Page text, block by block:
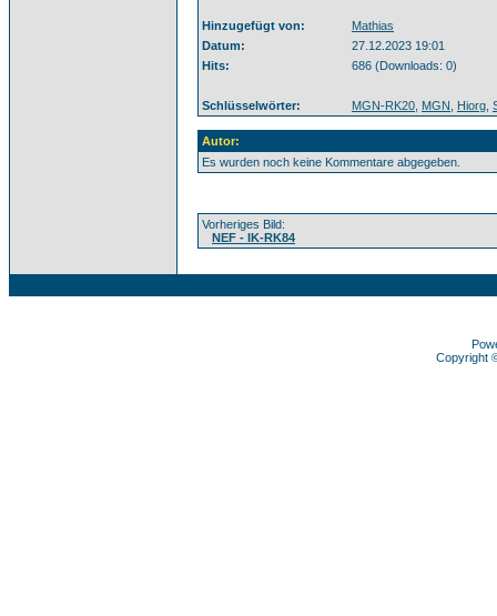
Hinzugefügt von:
Mathias
Datum:
27.12.2023 19:01
Hits:
686 (Downloads: 0)
Schlüsselwörter: MGN-RK20 MGN Hiorg
Autor:
Es wurden noch keine Kommentare abgegeben.
Vorheriges Bild:
NEF - IK-RK84
Copyright